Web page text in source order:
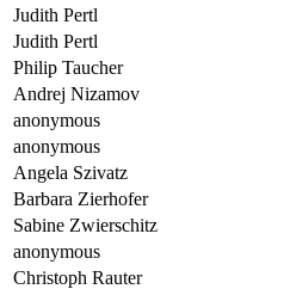
Judith Pertl
Judith Pertl
Philip Taucher
Andrej Nizamov
anonymous
anonymous
Angela Szivatz
Barbara Zierhofer
Sabine Zwierschitz
anonymous
Christoph Rauter